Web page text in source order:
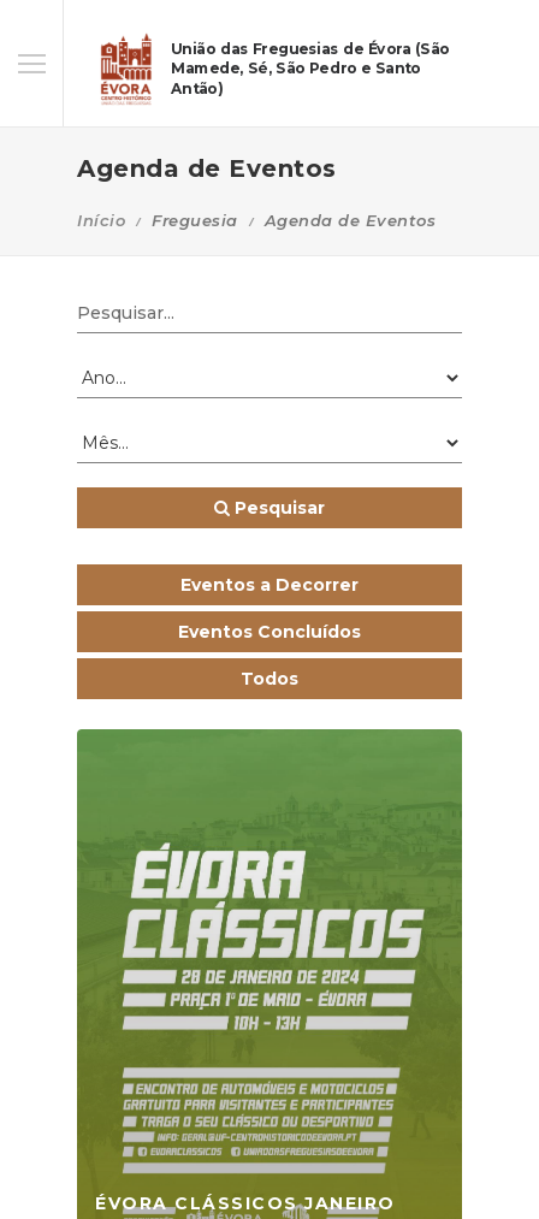
União das Freguesias de Évora (São
Mamede, Sé, São Pedro e Santo
Antão)
Agenda de Eventos
Início Freguesia Agenda de Eventos
Pesquisar
Eventos a Decorrer
Eventos Concluídos
Todos
ÉVORA CLÁSSICOS JANEIRO